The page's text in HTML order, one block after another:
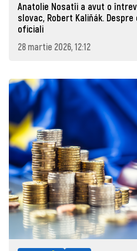
Anatolie Nosatîi a avut o
slovac, Robert Kaliňák.
oficiali
28 martie 2026, 12:12